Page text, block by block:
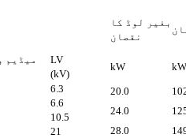
بغیر لوڈ کا
نقصان
میڈیم
LV
(kV)
kW kW
6.3
6.6
10.5
21
20.0
24.0
28.0